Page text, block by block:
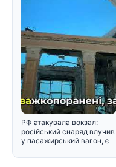
РФ атакувала вокзал:
російський снаряд влучив
у пасажирський вагон, є